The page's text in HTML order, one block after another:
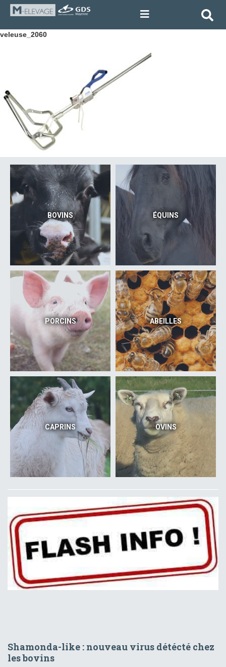
veleuse_2060
BOVINS ÉQUINS
PORCINS ABEILLES
CAPRINS OVINS
Shamonda-like : nouveau virus détécté chez
les bovins